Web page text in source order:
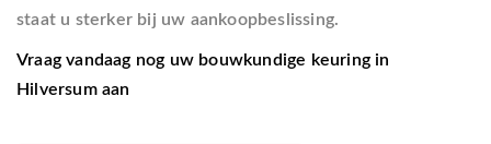
staat u sterker bij uw aankoopbeslissing.
Vraag vandaag nog uw bouwkundige keuring in
Hilversum aan